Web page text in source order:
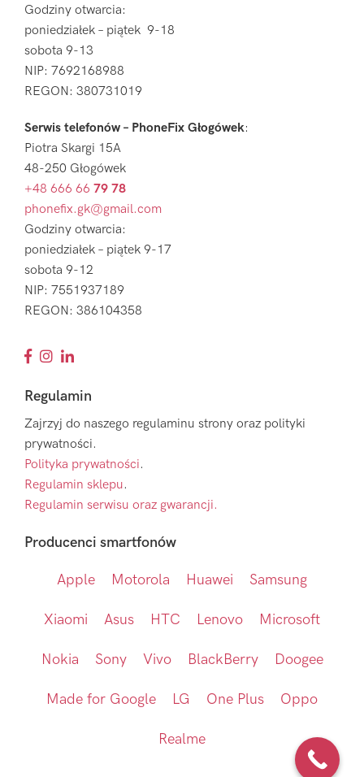
Godziny otwarcia:
poniedziałek – piątek 9-18
sobota 9-13
NIP: 7692168988
REGON: 380731019
Serwis telefonów – PhoneFix Głogówek:
Piotra Skargi 15A
48-250 Głogówek
+48 666 66 79 78
phonefix.gk@gmail.com
Godziny otwarcia:
poniedziałek – piątek 9-17
sobota 9-12
NIP: 7551937189
REGON: 386104358
Regulamin
Zajrzyj do naszego regulaminu strony oraz polityki
prywatności.
Polityka prywatności.
Regulamin sklepu.
Regulamin serwisu oraz gwarancji.
Producenci smartfonów
Apple Motorola Huawei Samsung
Xiaomi Asus HTC Lenovo Microsoft
Nokia Sony Vivo BlackBerry Doogee
Made for Google LG One Plus Oppo
Realme